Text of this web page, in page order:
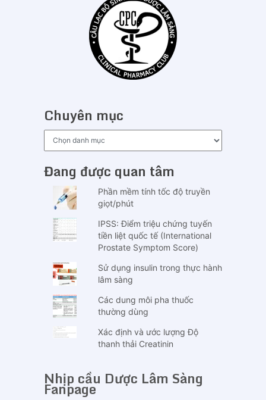
Chuyên mục
Đang được quan tâm
Phần mềm tính tốc độ truyền
giọt/phút
IPSS: Điểm triệu chứng tuyến
tiền liệt quốc tế (International
Prostate Symptom Score)
Sử dụng insulin trong thực hành
lâm sàng
Các dung môi pha thuốc
thường dùng
Xác định và ước lượng Độ
thanh thải Creatinin
Nhịp cầu Dược Lâm Sàng
Fanpage